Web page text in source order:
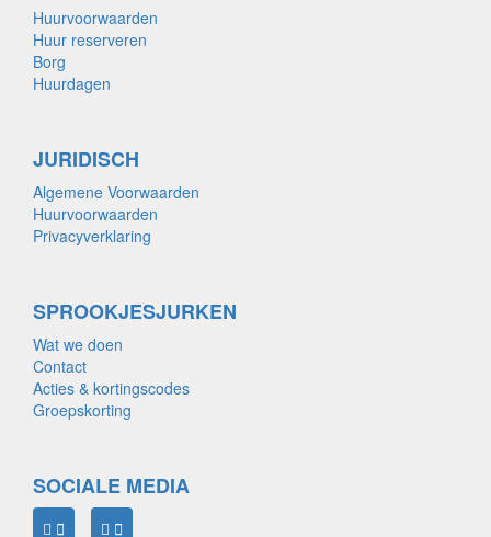
Huurvoorwaarden
Huur reserveren
Borg
Huurdagen
JURIDISCH
Algemene Voorwaarden
Huurvoorwaarden
Privacyverklaring
SPROOKJESJURKEN
Wat we doen
Contact
Acties & kortingscodes
Groepskorting
SOCIALE MEDIA